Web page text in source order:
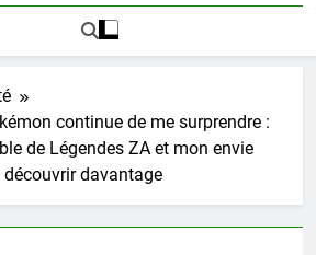
continue de me surprendre :
de Légendes ZA et mon envie
découvrir davantage